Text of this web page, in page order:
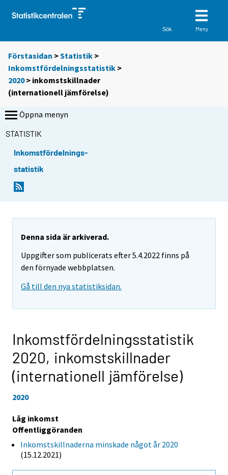
Sök Meny
Förstasidan >Statistik >
Inkomstfördelningsstatistik >
2020> inkomstskillnader
(internationell jämförelse)
Öppna menyn
STATISTIK
Inkomstfördelnings-
statistik
Denna sida är arkiverad.
Uppgifter som publicerats efter 5.4.2022 finns på
den förnyade webbplatsen.
Gå till den nya statistiksidan.
Inkomstfördelningsstatistik
2020, inkomstskillnader
(internationell jämförelse)
2020
Låg inkomst
Offentliggöranden
Inkomstskillnaderna minskade något år 2020
(15.12.2021)